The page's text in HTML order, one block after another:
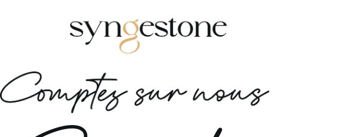
Votre Syndic
Ventes / Locations
Accès Extranet